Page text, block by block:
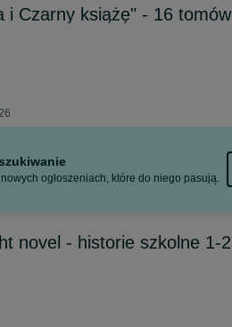
i Czarny książę" - 16 tomów
ogłoszeniach, które do niego pasują.
novel - historie szkolne 1-2